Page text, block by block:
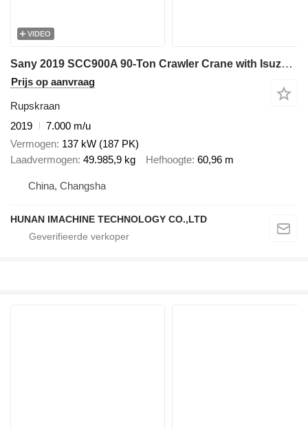
VIDEO
Sany 2019 SCC900A 90-Ton Crawler Crane with Isuzu Engine - 7,000 Hour
Prijs op aanvraag
Rupskraan
2019
7.000 m/u
Vermogen 137 kW (187 PK)
Laadvermogen 49.985,9 kg Hefhoogte 60,96 m
China, Changsha
HUNAN IMACHINE TECHNOLOGY CO.,LTD